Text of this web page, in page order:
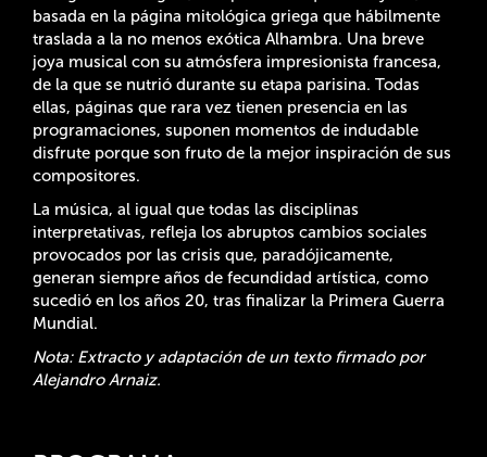
basada en la página mitológica griega que hábilmente
traslada a la no menos exótica Alhambra. Una breve
joya musical con su atmósfera impresionista francesa,
de la que se nutrió durante su etapa parisina. Todas
ellas, páginas que rara vez tienen presencia en las
programaciones, suponen momentos de indudable
disfrute porque son fruto de la mejor inspiración de sus
compositores.
La música, al igual que todas las disciplinas
interpretativas, refleja los abruptos cambios sociales
provocados por las crisis que, paradójicamente,
generan siempre años de fecundidad artística, como
sucedió en los años 20, tras finalizar la Primera Guerra
Mundial.
Nota: Extracto y adaptación de un texto firmado por
Alejandro Arnaiz.